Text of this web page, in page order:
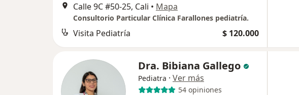
Calle 9C #50-25, Cali • Mapa
Consultorio Particular Clínica Farallones pediatría.
Visita Pediatría $ 120.000
Dra. Bibiana Gallego
Pediatra · Ver más
54 opiniones